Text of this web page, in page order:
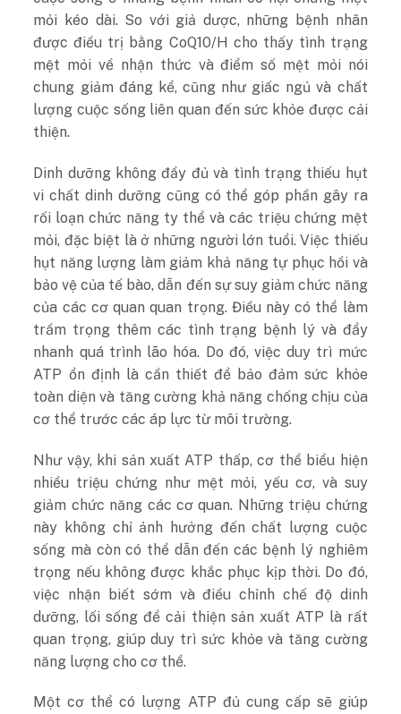
mỏi kéo dài. So với giả dược, những bệnh nhân
được điều trị bằng CoQ10/H cho thấy tình trạng
mệt mỏi về nhận thức và điểm số mệt mỏi nói
chung giảm đáng kể, cũng như giấc ngủ và chất
lượng cuộc sống liên quan đến sức khỏe được cải
thiện.
Dinh dưỡng không đầy đủ và tình trạng thiếu hụt
vi chất dinh dưỡng cũng có thể góp phần gây ra
rối loạn chức năng ty thể và các triệu chứng mệt
mỏi, đặc biệt là ở những người lớn tuổi. Việc thiếu
hụt năng lượng làm giảm khả năng tự phục hồi và
bảo vệ của tế bào, dẫn đến sự suy giảm chức năng
của các cơ quan quan trọng. Điều này có thể làm
trầm trọng thêm các tình trạng bệnh lý và đẩy
nhanh quá trình lão hóa. Do đó, việc duy trì mức
ATP ổn định là cần thiết để bảo đảm sức khỏe
toàn diện và tăng cường khả năng chống chịu của
cơ thể trước các áp lực từ môi trường.
Như vậy, khi sản xuất ATP thấp, cơ thể biểu hiện
nhiều triệu chứng như mệt mỏi, yếu cơ, và suy
giảm chức năng các cơ quan. Những triệu chứng
này không chỉ ảnh hưởng đến chất lượng cuộc
sống mà còn có thể dẫn đến các bệnh lý nghiêm
trọng nếu không được khắc phục kịp thời. Do đó,
việc nhận biết sớm và điều chỉnh chế độ dinh
dưỡng, lối sống để cải thiện sản xuất ATP là rất
quan trọng, giúp duy trì sức khỏe và tăng cường
năng lượng cho cơ thể.
Một cơ thể có lượng ATP đủ cung cấp sẽ giúp